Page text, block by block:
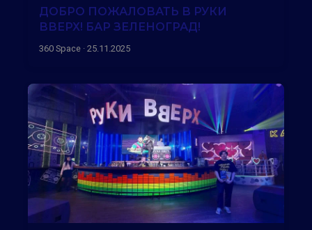
ДОБРО ПОЖАЛОВАТЬ В РУКИ
ВВЕРХ! БАР ЗЕЛЕНОГРАД!
360 Space · 25.11.2025